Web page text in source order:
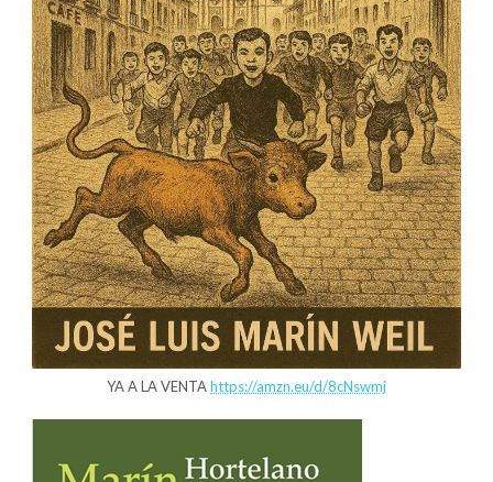
YA A LA VENTAhttps://amzn.eu/d/8cNswmj